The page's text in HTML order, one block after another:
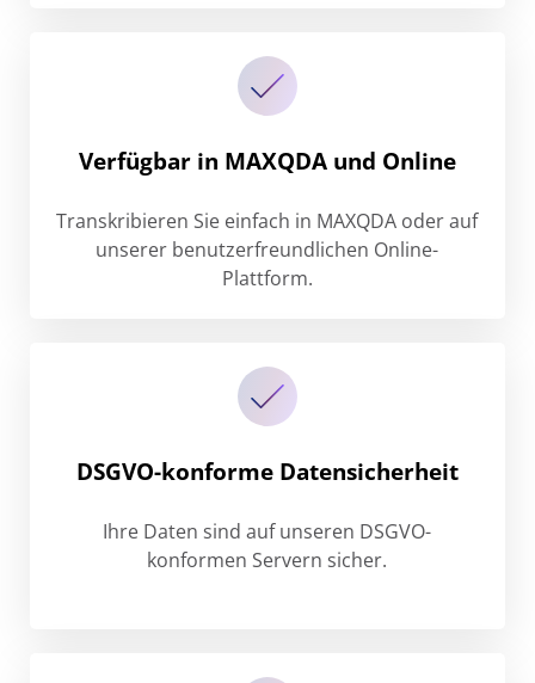
Verfügbar in MAXQDA und Online
Transkribieren Sie einfach in MAXQDA oder auf
unserer benutzerfreundlichen Online-
Plattform.
DSGVO-konforme Datensicherheit
Ihre Daten sind auf unseren DSGVO-
konformen Servern sicher.